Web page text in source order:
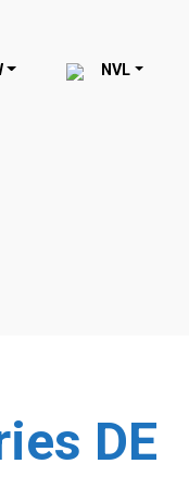
NVL
DE